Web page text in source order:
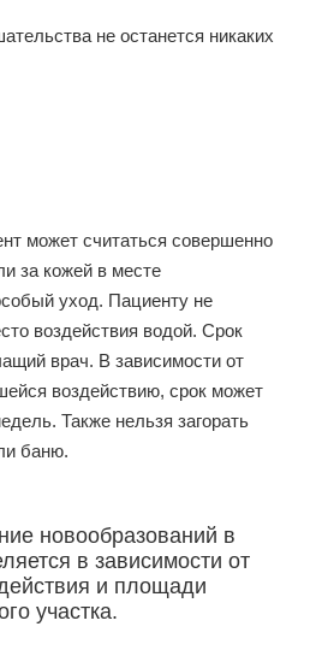
не останется никаких
может считаться совершенно
за кожей в месте
уход. Пациенту не
воздействия водой. Срок
врач. В зависимости от
воздействию, срок может
Также нельзя загорать
баню.
новообразований в
в зависимости от
и площади
участка.